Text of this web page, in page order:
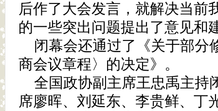
后作了大会发言，就解决当前
的一些突出问题提出了意见和
闭幕会还通过了《关于部分
商会议章程〉的决定》。
全国政协副主席王忠禹主持
席廖晖、刘延东、李贵鲜、丁